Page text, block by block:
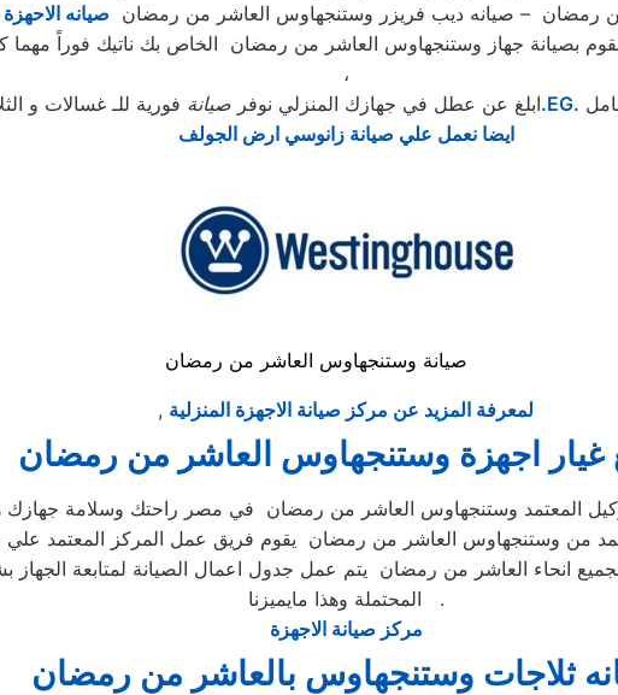
رمضان – صيانه ديب فريزر وستنجهاوس العاشر من رمضان صيانه الاحهزة
نقوم بصيانة جهاز وستنجهاوس العاشر من رمضان الخاص بك ناتيك فوراً
،
ابلغ عن عطل في جهازك المنزلي نوفر صيانة فورية للـ غسالات و .EG.
ايضا نعمل علي صيانة زانوسي ارض الجولف
صيانة وستنجهاوس العاشر من رمضان
, لمعرفة المزيد عن مركز صيانة الاجهزة المنزلية
اجهزة وستنجهاوس العاشر من رمضان
المعتمد وستنجهاوس العاشر من رمضان في مصر راحتك وسلامة جهازك
من وستنجهاوس العاشر من رمضان يقوم فريق عمل المركز المعتمد علي
انحاء العاشر من رمضان يتم عمل جدول اعمال الصيانة لمتابعة الجهاز
المحتملة وهذا مايميزنا .
مركز صيانة الاجهزة
ثلاجات وستنجهاوس بالعاشر من رمضان